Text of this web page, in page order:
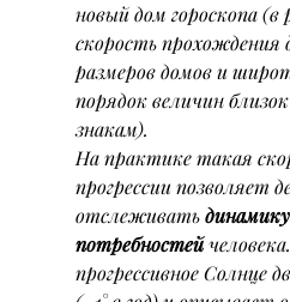
новый дом гороскопа (в
скорость прохождения
размеров домов и
порядок величин
знакам).
На практике такая
прогрессии позволяет
отслеживать
потребностей
прогрессивное Солнце